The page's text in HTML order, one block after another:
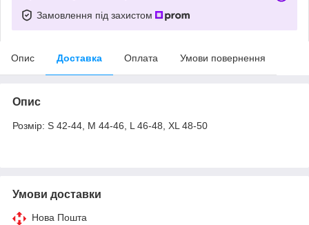
Замовлення під захистом
Опис Доставка Оплата Умови повернення
Опис
Розмір: S 42-44, M 44-46, L 46-48, XL 48-50
Умови доставки
Нова Пошта